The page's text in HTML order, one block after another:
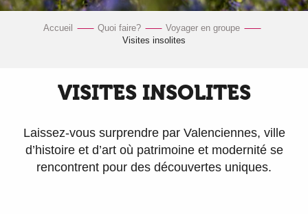
Accueil Quoi faire?
Voyager en groupe
Visites insolites
VISITES INSOLITES
Laissez-vous surprendre par Valenciennes, ville
d’histoire et d’art où patrimoine et modernité se
rencontrent pour des découvertes uniques.